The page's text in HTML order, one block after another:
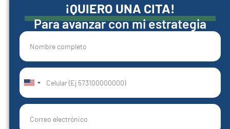
¡QUIERO UNA CITA!
Para avanzar con mi estrategia
United
States
+1